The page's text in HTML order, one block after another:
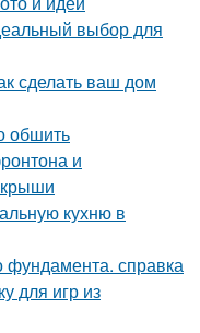
выбор для
сделать ваш дом
обшить
и
крыши
кухню в
фундамента. справка
для игр из